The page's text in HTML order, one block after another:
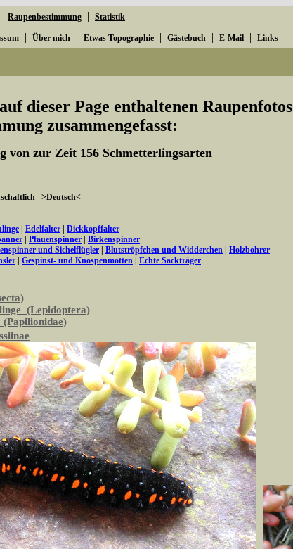
| Raupenbestimmung | Statistik
| Über mich | Etwas Topographie | Gästebuch | E-Mail | Links
dieser Page enthaltenen Raupenfotos
zusammengefasst:
von zur Zeit 156 Schmetterlingsarten
>Deutsch<
Edelfalter
Dickkopffalter
Pfauenspinner
Birkenspinner
und Sichelflügler Blutströpfchen und Widderchen
Holzbohrer
Gespinst- und Knospenmotten Echte Sackträger
(Lepidoptera)